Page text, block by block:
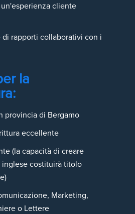
un'esperienza cliente
rapporti collaborativi con i
la
provincia di Bergamo
eccellente
(la capacità di creare
costituirà titolo
Marketing,
o Lettere